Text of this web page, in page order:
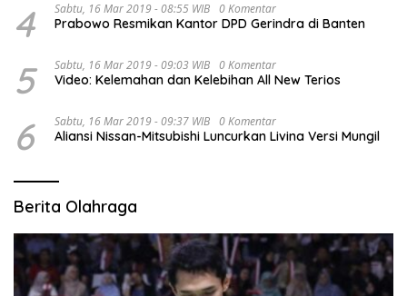
4 Sabtu, 16 Mar 2019 - 08:55 WIB 0 Komentar
Prabowo Resmikan Kantor DPD Gerindra di Banten
5 Sabtu, 16 Mar 2019 - 09:03 WIB 0 Komentar
Video: Kelemahan dan Kelebihan All New Terios
6 Sabtu, 16 Mar 2019 - 09:37 WIB 0 Komentar
Aliansi Nissan-Mitsubishi Luncurkan Livina Versi Mungil
Berita Olahraga